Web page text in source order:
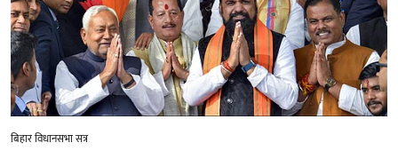
बिहार विधानसभा सत्र